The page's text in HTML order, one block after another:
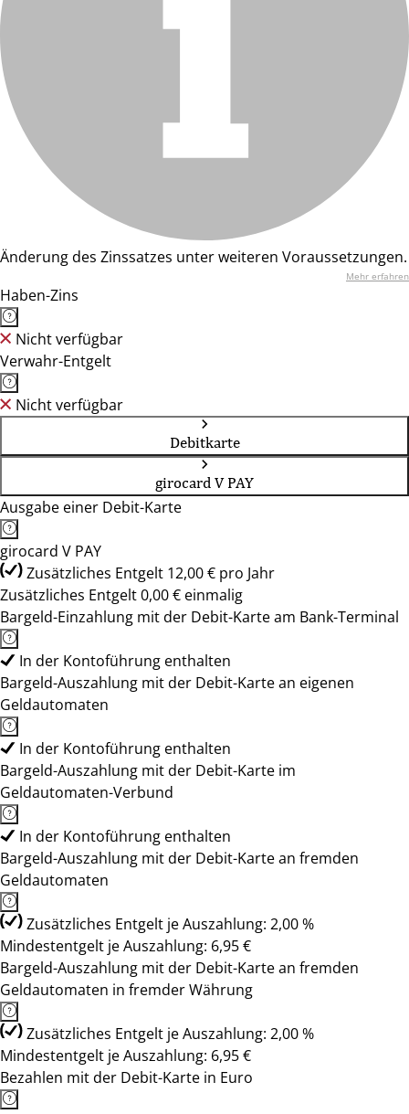
Änderung des Zinssatzes unter weiteren Voraussetzungen.
Mehr erfahren
Haben-Zins
Nicht verfügbar
Verwahr-Entgelt
Nicht verfügbar
Debitkarte
girocard V PAY
Ausgabe einer Debit-Karte
girocard V PAY
Zusätzliches Entgelt 12,00 € pro Jahr
Zusätzliches Entgelt 0,00 € einmalig
Bargeld-Einzahlung mit der Debit-Karte am Bank-Terminal
In der Kontoführung enthalten
Bargeld-Auszahlung mit der Debit-Karte an eigenen
Geldautomaten
In der Kontoführung enthalten
Bargeld-Auszahlung mit der Debit-Karte im
Geldautomaten-Verbund
In der Kontoführung enthalten
Bargeld-Auszahlung mit der Debit-Karte an fremden
Geldautomaten
Zusätzliches Entgelt je Auszahlung: 2,00 %
Mindestentgelt je Auszahlung: 6,95 €
Bargeld-Auszahlung mit der Debit-Karte an fremden
Geldautomaten in fremder Währung
Zusätzliches Entgelt je Auszahlung: 2,00 %
Mindestentgelt je Auszahlung: 6,95 €
Bezahlen mit der Debit-Karte in Euro